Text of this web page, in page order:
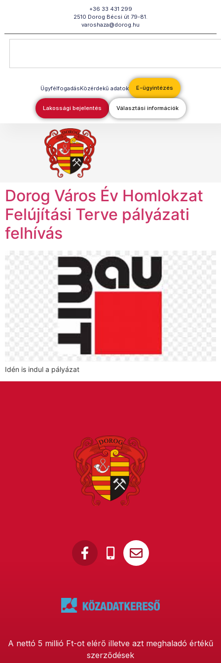
+36 33 431 299
2510 Dorog Bécsi út 79-81.
varoshaza@dorog.hu
ÜgyfélfogadásKözérdekű adatok E-ügyintézés
Lakossági bejelentés Választási információk
Dorog Város Év Homlokzat
Felújítási Terve pályázati
felhívás
Idén is indul a pályázat
A nettó 5 millió Ft-ot elérő illetve azt meghaladó értékű
szerződések